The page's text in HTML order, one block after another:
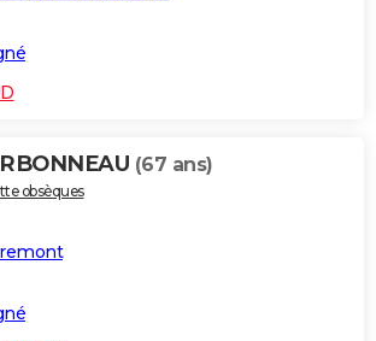
(67 ans)
obsèques